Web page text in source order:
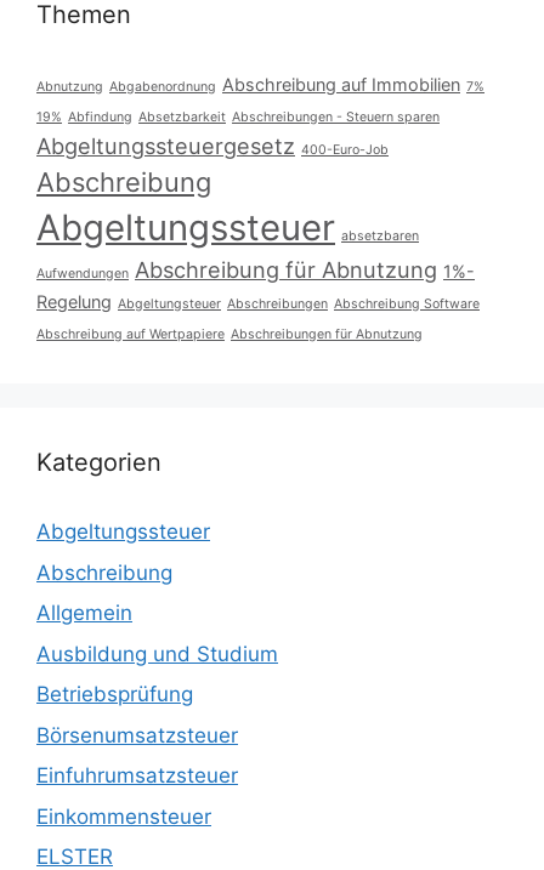
Themen
Abnutzung Abgabenordnung Abschreibung auf Immobilien 7%
19% Abfindung Absetzbarkeit Abschreibungen - Steuern sparen
Abgeltungssteuergesetz 400-Euro-Job
Abschreibung
Abgeltungssteuer absetzbaren
Aufwendungen Abschreibung für Abnutzung 1%-
Regelung Abgeltungsteuer Abschreibungen Abschreibung Software
Abschreibung auf Wertpapiere Abschreibungen für Abnutzung
Kategorien
Abgeltungssteuer
Abschreibung
Allgemein
Ausbildung und Studium
Betriebsprüfung
Börsenumsatzsteuer
Einfuhrumsatzsteuer
Einkommensteuer
ELSTER